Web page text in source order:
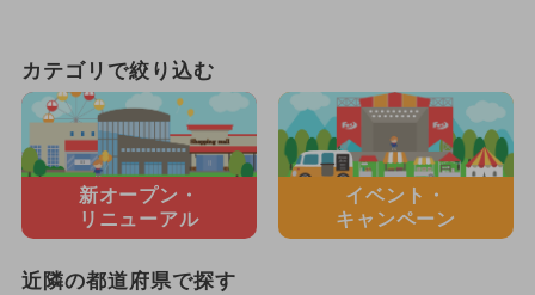
カテゴリで絞り込む
新オープン・
リニューアル
イベント・
キャンペーン
近隣の都道府県で探す